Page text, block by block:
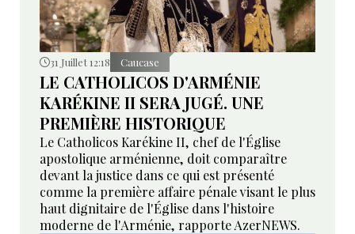
31 Juillet 12:18 Caucase
LE CATHOLICOS D'ARMÉNIE
KARÉKINE II SERA JUGÉ. UNE
PREMIÈRE HISTORIQUE
Le Catholicos Karékine II, chef de l'Église
apostolique arménienne, doit comparaître
devant la justice dans ce qui est présenté
comme la première affaire pénale visant le plus
haut dignitaire de l'Église dans l'histoire
moderne de l'Arménie, rapporte AzerNEWS.